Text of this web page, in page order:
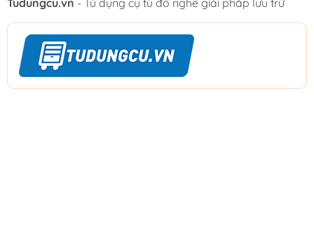
Tudungcu.vn - Tủ dụng cụ tủ đồ nghề giải pháp lưu trữ